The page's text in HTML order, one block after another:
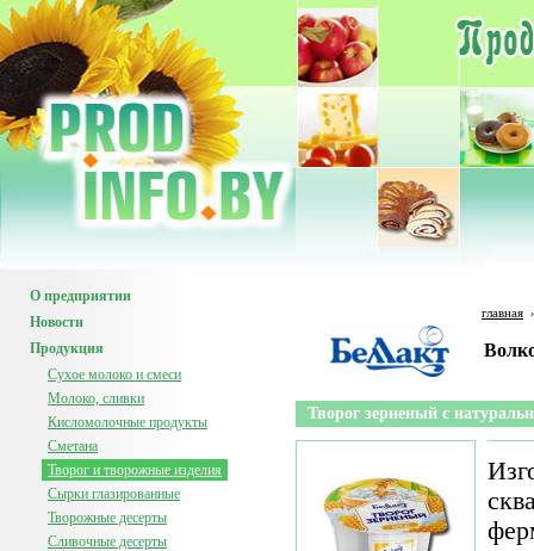
О предприятии
Новости
Продукция
Сухое молоко и смеси
Молоко, сливки
Кисломолочные продукты
Сметана
Творог и творожные изделия
Сырки глазированные
Творожные десерты
Сливочные десерты
главная
Творог зерненый с